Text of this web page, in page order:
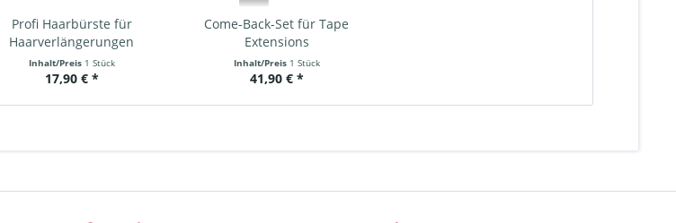
Profi Haarbürste für
Haarverlängerungen
Inhalt/Preis 1 Stück
17,90 € *
Come-Back-Set für Tape
Extensions
Inhalt/Preis 1 Stück
41,90 € *